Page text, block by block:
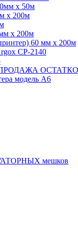
х 50м
х 200м
х 200м
60 мм х 200м
CP-2140
модель А6
мешков